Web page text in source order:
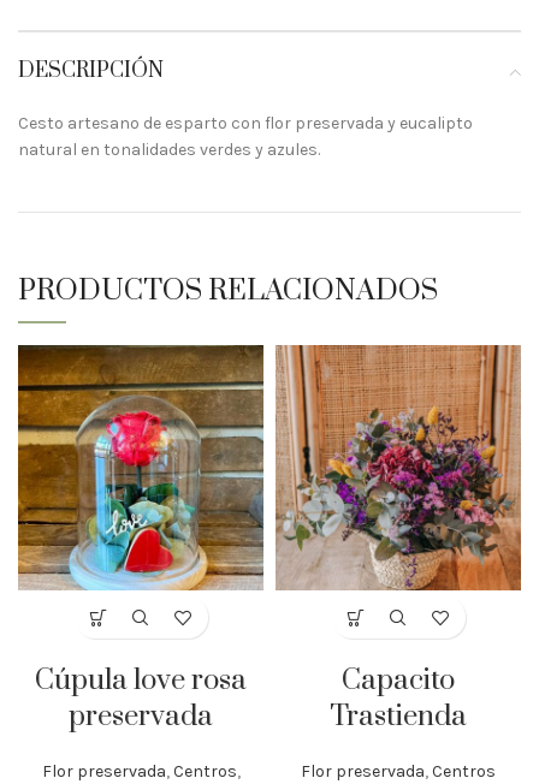
DESCRIPCIÓN
Cesto artesano de esparto con flor preservada y eucalipto
natural en tonalidades verdes y azules.
PRODUCTOS RELACIONADOS
Cúpula love rosa
preservada
Flor preservada,Centros,
Capacito
Trastienda
Flor preservada,Centros